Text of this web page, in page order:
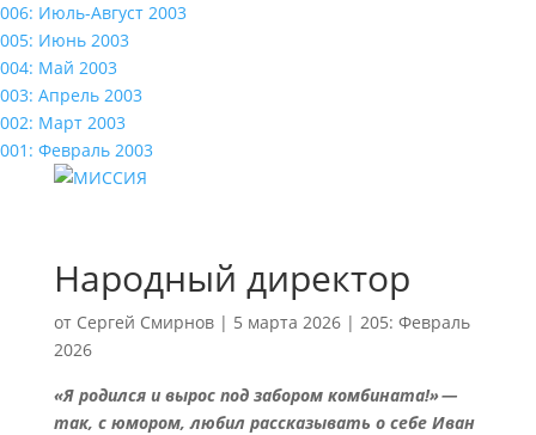
006: Июль-Август 2003
005: Июнь 2003
004: Май 2003
003: Апрель 2003
002: Март 2003
001: Февраль 2003
Народный директор
от Сергей Смирнов| 5 марта 2026| 205: Февраль
2026
«Я родился и вырос под забором комбината!» —
так, с юмором, любил рассказывать о себе Иван